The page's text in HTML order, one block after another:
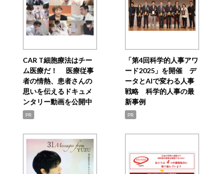
CAR T細胞療法はチー
ム医療だ！ 医療従事
者の情熱、患者さんの
思いを伝えるドキュメ
ンタリー動画を公開中
PR
「第4回科学的人事アワ
ード2025」を開催 デ
ータとAIで変わる人事
戦略 科学的人事の最
新事例
PR